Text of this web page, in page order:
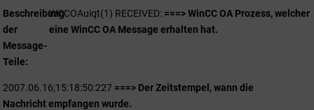
Beschreibung
der
Message-
Teile
WCCOAuiqt(1) RECEIVED: ===> WinCC OA Prozess, welcher
eine WinCC OA Message erhalten hat.
2007.06.16;15:18:50:227 ===> Der Zeitstempel, wann die
Nachricht empfangen wurde.